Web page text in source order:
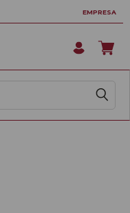
EMPRESA